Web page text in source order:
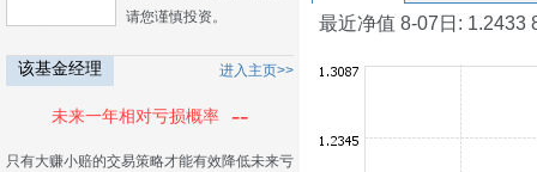
请您谨慎投资。
该基金经理 进入主页>>
未来一年相对亏损概率 --
只有大赚小赔的交易策略才能有效降低未来亏
最近净值 8-07日: 1.2433